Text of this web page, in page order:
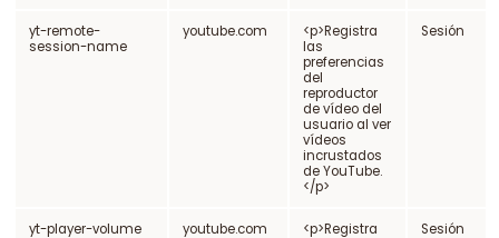
yt-remote-
session-name
youtube.com
<p>Registra
las
preferencias
del
reproductor
de vídeo del
usuario al ver
vídeos
incrustados
de YouTube.
</p>
Sesión
yt-player-volume youtube.com
<p>Registra
Sesión